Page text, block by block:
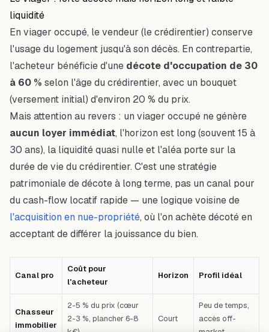
liquidité
En viager occupé, le vendeur (le crédirentier) conserve
l'usage du logement jusqu'à son décès. En contrepartie,
l'acheteur bénéficie d'une décote d'occupation de 30
à 60 % selon l'âge du crédirentier, avec un bouquet
(versement initial) d'environ 20 % du prix.
Mais attention au revers : un viager occupé ne génère
aucun loyer immédiat, l'horizon est long (souvent 15 à
30 ans), la liquidité quasi nulle et l'aléa porte sur la
durée de vie du crédirentier. C'est une stratégie
patrimoniale de décote à long terme, pas un canal pour
du cash-flow locatif rapide — une logique voisine de
l'acquisition en nue-propriété, où l'on achète décoté en
acceptant de différer la jouissance du bien.
Canal pro
Coût pour
l'acheteur
Horizon Profil idéal
Chasseur
immobilier
2-5 % du prix (cœur
2-3 %, plancher 6-8
Court
Peu de temps,
accès off-